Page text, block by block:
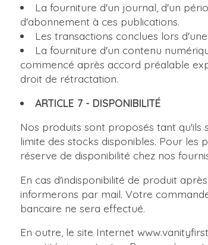
La fourniture d'un journal, d'un
d'abonnement à ces publications.
Les transactions conclues lors
La fourniture d'un contenu
commencé après accord préalable
droit de rétractation.
ARTICLE 7 - DISPONIBILITÉ
Nos produits sont proposés tant qu'ils
limite des stocks disponibles. Pour les
réserve de disponibilité chez nos
En cas d'indisponibilité de produit
informerons par mail. Votre
bancaire ne sera effectué.
En outre, le site Internet